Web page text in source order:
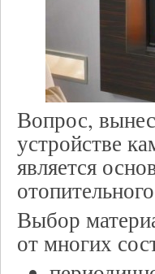
Вопрос,
устройстве
является
Выбор
от многих